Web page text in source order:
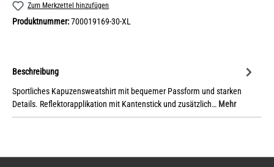
Zum Merkzettel hinzufügen
Produktnummer:700019169-30-XL
Beschreibung
Sportliches Kapuzensweatshirt mit bequemer Passform und starken
Details. Reflektorapplikation mit Kantenstick und zusätzlich… Mehr